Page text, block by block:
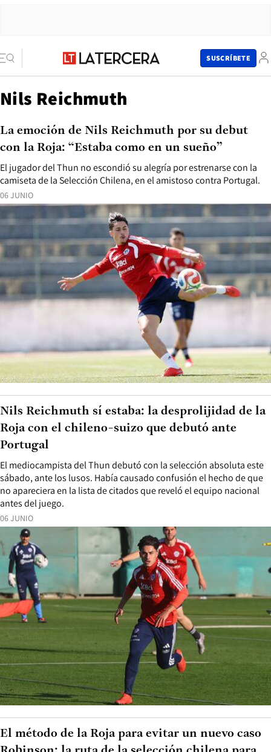
SUSCRÍBETE
Nils Reichmuth
06 JUNIO
El jugador del Thun no escondió su alegría por estrenarse con la
camiseta de la Selección Chilena, en el amistoso contra Portugal.
La emoción de Nils Reichmuth por su debut
con la Roja: “Estaba como en un sueño”
06 JUNIO
El mediocampista del Thun debutó con la selección absoluta este
sábado, ante los lusos. Había causado confusión el hecho de que
no apareciera en la lista de citados que reveló el equipo nacional
antes del juego.
Nils Reichmuth sí estaba: la desprolijidad de la
Roja con el chileno-suizo que debutó ante
Portugal
El método de la Roja para evitar un nuevo caso